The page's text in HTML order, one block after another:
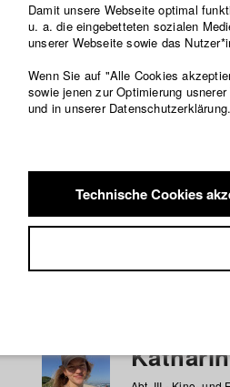
Studierende /
a b c d e f g h i j k l
Damit unsere Webseite optimal
u. a. die eingebetteten sozialen
unserer Webseite sowie das
Wenn Sie auf "Alle Cookies
sowie jenen zur Optimierung
und in unserer Datenschutzerklärung.
Technische Cookies